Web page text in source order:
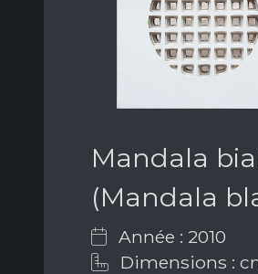
Mandala
(Mandala
Année : 2010
Dimensions :